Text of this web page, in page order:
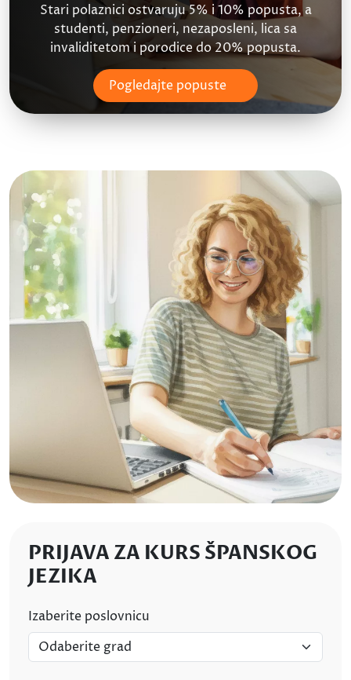
Stari polaznici ostvaruju 5% i 10% popusta, a
studenti, penzioneri, nezaposleni, lica sa
invaliditetom i porodice do 20% popusta.
Pogledajte popuste
PRIJAVA ZA KURS ŠPANSKOG
JEZIKA
Izaberite poslovnicu